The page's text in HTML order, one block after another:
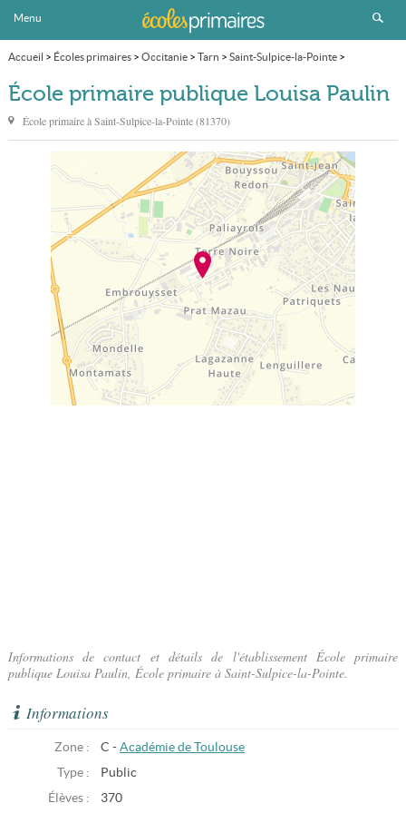
Menu
Accueil > Écoles primaires> Occitanie> Tarn > Saint-Sulpice-la-Pointe>
École primaire publique Louisa Paulin
École primaire publique Louisa Paulin
École primaire àSaint-Sulpice-la-Pointe(81370)
Informations de contact et détails de l'établissement École primaire
publique Louisa Paulin, École primaire à Saint-Sulpice-la-Pointe.
Informations
Zone : C - Académie de Toulouse
Type :
Public
Élèves :
370